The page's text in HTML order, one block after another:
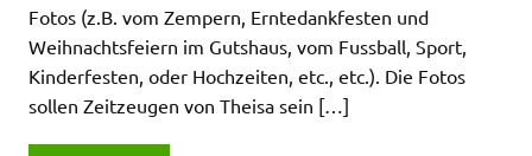
Fotos (z.B. vom Zempern, Erntedankfesten und
Weihnachtsfeiern im Gutshaus, vom Fussball, Sport,
Kinderfesten, oder Hochzeiten, etc., etc.). Die Fotos
sollen Zeitzeugen von Theisa sein […]